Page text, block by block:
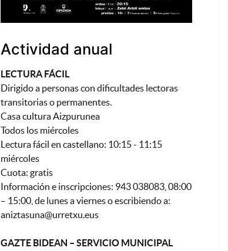
Actividad anual
LECTURA FÁCIL
Dirigido a personas con dificultades lectoras
transitorias o permanentes.
Casa cultura Aizpurunea
Todos los miércoles
Lectura fácil en castellano: 10:15 - 11:15
miércoles
Cuota: gratis
Información e inscripciones: 943 038083, 08:00
– 15:00, de lunes a viernes o escribiendo a:
aniztasuna@urretxu.eus
GAZTE BIDEAN – SERVICIO MUNICIPAL